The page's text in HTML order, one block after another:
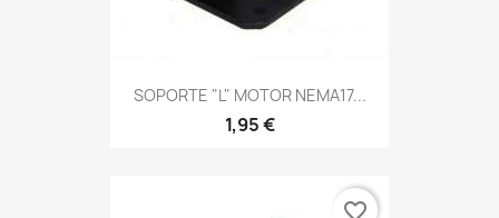
SOPORTE "L" MOTOR NEMA17...
1,95 €
favorite_border